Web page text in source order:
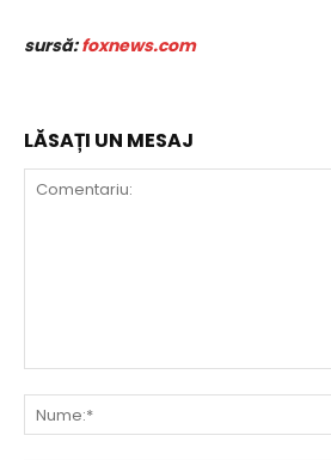
sursă:foxnews.com
LĂSAȚI UN MESAJ